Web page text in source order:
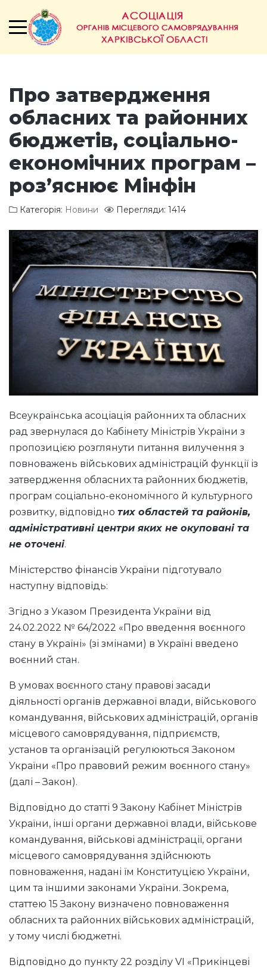
Про затвердження
обласних та районних
бюджетів, соціально-
економічних програм –
роз’яснює Мінфін
Категорія: Новини Перегляди: 1414
Всеукраїнська асоціація районних та обласних
рад звернулася до Кабінету Міністрів України з
пропозицією розглянути питання вилучення з
повноважень військових адміністрацій функції із
затвердження обласних та районних бюджетів,
програм соціально-економічного й культурного
розвитку, відповідно тих областей та районів,
адміністративні центри яких не окуповані та
не оточені.
Міністерство фінансів України підготувало
наступну відповідь:
Згідно з Указом Президента України від
24.02.2022 № 64/2022 «Про введення воєнного
стану в Україні» (зі змінами) в Україні введено
воєнний стан.
В умовах воєнного стану правові засади
діяльності органів державної влади, військового
командування, військових адміністрацій, органів
місцевого самоврядування, підприємств,
установ та організацій регулюються Законом
України «Про правовий режим воєнного стану»
(далі – Закон).
Відповідно до статті 9 Закону Кабінет Міністрів
України, інші органи державної влади, військове
командування, військові адміністрації, органи
місцевого самоврядування здійснюють
повноваження, надані їм Конституцією України,
цим та іншими законами України. Зокрема,
статтею 15 Закону визначено повноваження
обласних та районних військових адміністрацій,
у тому числі бюджетні.
Відповідно до пункту 22 розділу VI «Прикінцеві